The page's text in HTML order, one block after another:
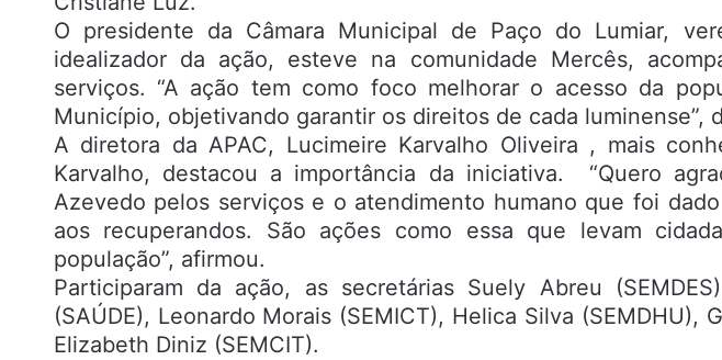
O presidente da Câmara Municipal de Paço do Lumiar,
idealizador da ação, esteve na comunidade Mercês,
serviços. “A ação tem como foco melhorar o acesso da
Município, objetivando garantir os direitos de cada luminense”,
A diretora da APAC, Lucimeire Karvalho Oliveira , mais
Karvalho, destacou a importância da iniciativa. “Quero
Azevedo pelos serviços e o atendimento humano que foi
aos recuperandos. São ações como essa que levam
população”, afirmou.
Participaram da ação, as secretárias Suely Abreu
(SAÚDE), Leonardo Morais (SEMICT), Helica Silva (SEMDHU),
Elizabeth Diniz (SEMCIT).